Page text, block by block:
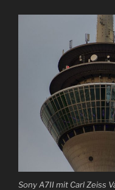
Sony A7II mit Carl Zeiss